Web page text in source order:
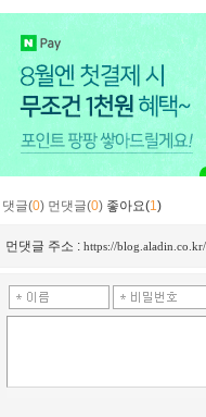
댓글(0) 먼댓글(0) 좋아요(1)
먼댓글 주소 : https://